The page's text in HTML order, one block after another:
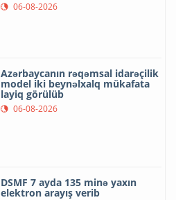
06-08-2026
Azərbaycanın rəqəmsal idarəçilik
model iki beynəlxalq mükafata
layiq görülüb
06-08-2026
DSMF 7 ayda 135 minə yaxın
elektron arayış verib